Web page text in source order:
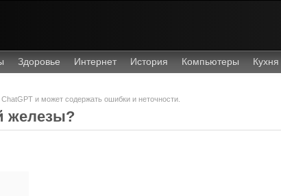
Здоровье Интернет История Компьютеры Кухня
и может содержать ошибки и неточности.
железы?